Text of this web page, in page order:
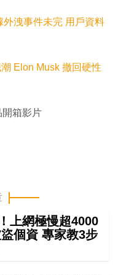
外洩事件未完 用戶資料
Elon Musk 撤回硬性
開箱影片
上網極慢超4000
個資 專家教3步